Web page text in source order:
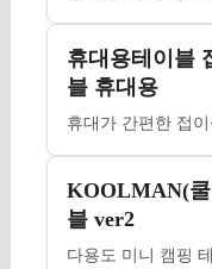
휴대용테이블
블 휴대용
휴대가 간편한 접
KOOLMAN(쿨
블 ver2
다용도 미니 캠핑